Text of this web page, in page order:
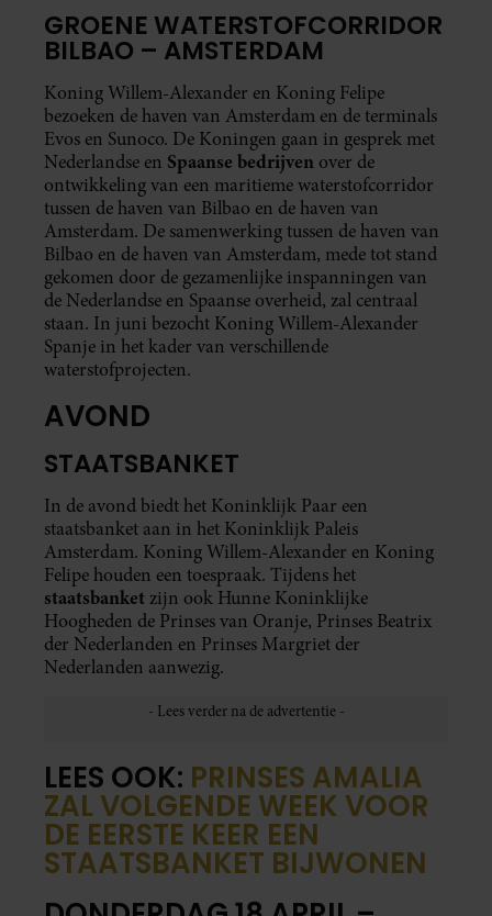
GROENE WATERSTOFCORRIDOR
BILBAO – AMSTERDAM
Koning Willem-Alexander en Koning Felipe
bezoeken de haven van Amsterdam en de terminals
Evos en Sunoco. De Koningen gaan in gesprek met
Nederlandse en Spaanse bedrijven over de
ontwikkeling van een maritieme waterstofcorridor
tussen de haven van Bilbao en de haven van
Amsterdam. De samenwerking tussen de haven van
Bilbao en de haven van Amsterdam, mede tot stand
gekomen door de gezamenlijke inspanningen van
de Nederlandse en Spaanse overheid, zal centraal
staan. In juni bezocht Koning Willem-Alexander
Spanje in het kader van verschillende
waterstofprojecten.
AVOND
STAATSBANKET
In de avond biedt het Koninklijk Paar een
staatsbanket aan in het Koninklijk Paleis
Amsterdam. Koning Willem-Alexander en Koning
Felipe houden een toespraak. Tijdens het
staatsbanket zijn ook Hunne Koninklijke
Hoogheden de Prinses van Oranje, Prinses Beatrix
der Nederlanden en Prinses Margriet der
Nederlanden aanwezig.
LEES OOK: PRINSES AMALIA
ZAL VOLGENDE WEEK VOOR
DE EERSTE KEER EEN
STAATSBANKET BIJWONEN